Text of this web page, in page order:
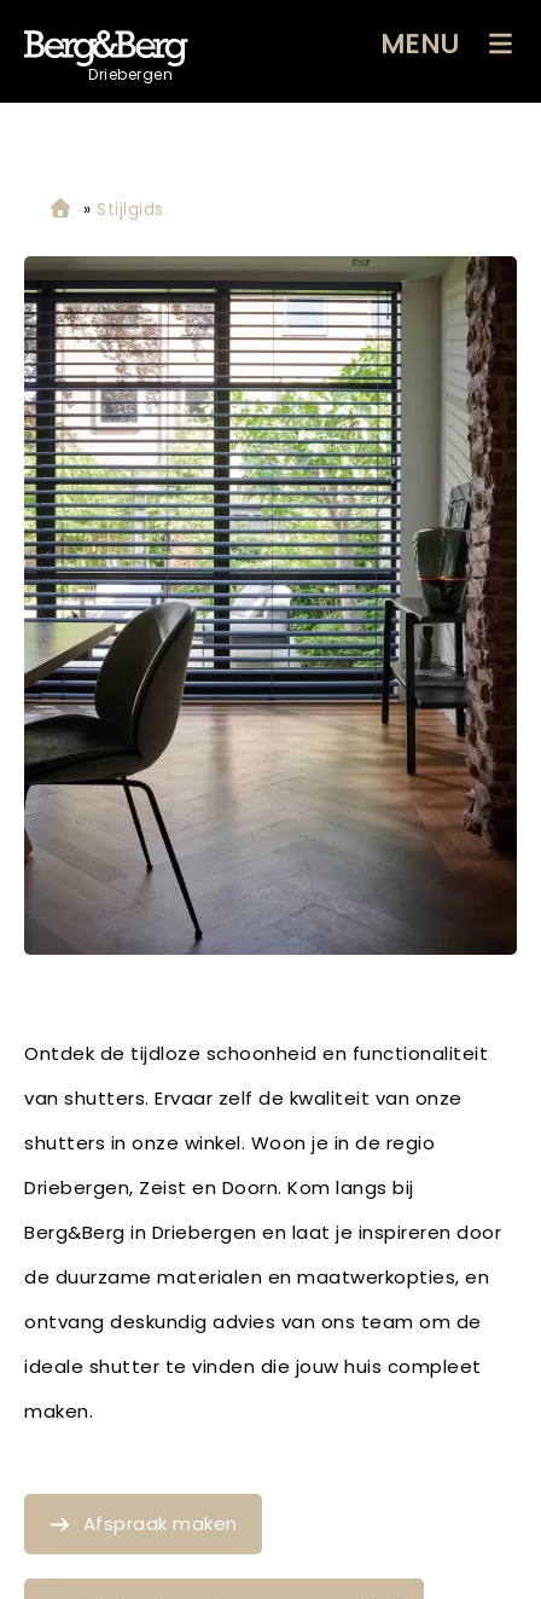
Driebergen
MENU
» Stijlgids
Ontdek de tijdloze schoonheid en functionaliteit
van shutters. Ervaar zelf de kwaliteit van onze
shutters in onze winkel. Woon je in de regio
Driebergen, Zeist en Doorn. Kom langs bij
Berg&Berg in Driebergen en laat je inspireren door
de duurzame materialen en maatwerkopties, en
ontvang deskundig advies van ons team om de
ideale shutter te vinden die jouw huis compleet
maken.
Afspraak maken